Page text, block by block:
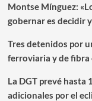
Montse Mínguez:
gobernar es decidir
Tres detenidos por
ferroviaria y de fibra
La DGT prevé hasta
adicionales por el